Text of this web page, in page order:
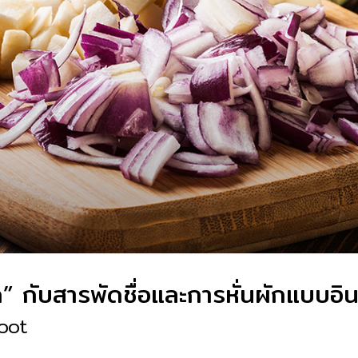
” กับสารพัดชื่อและการหั่นผักแบบอิ